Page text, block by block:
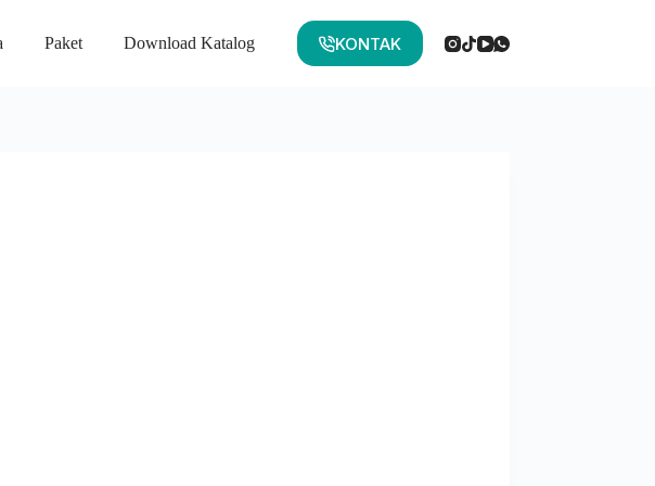
Paket Download Katalog KONTAK